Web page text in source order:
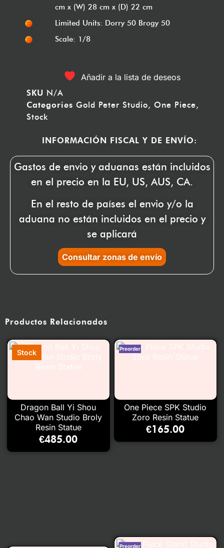
cm x (W) 28 cm x (D) 22 cm
Limited Units: Dorry 50 Brogy 50
Scale: 1/8
Añadir a la lista de deseos
SKU N/A
Categories Gold Peter Studio, One Piece,
Stock
INFORMACIÓN FISCAL Y DE ENVÍO:
Gastos de envio y aduanas están incluidos
en el precio en la EU, US, AUS, CA.
En el resto de países el envio y/o la
aduana no están incluidos en el precio y
se aplicará
Consultar zonas de envío
Productos Relacionados
Dragon Ball Yi Shou
Chao Wan Studio Broly
Resin Statue
€485.00
One Piece SPK Studio
Zoro Resin Statue
€165.00